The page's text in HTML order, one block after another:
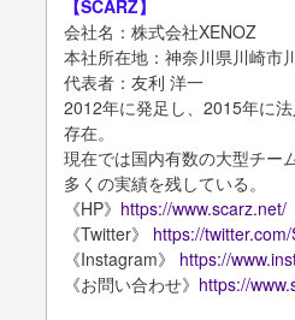
【SCARZ】
会社名：株式会社XENOZ
本社所在地：神奈川県川崎
代表者：友利 洋一
2012年に発足し、2015年に
存在。
現在では国内有数の大型チー
多くの実績を残している。
《HP》 https://www.scarz.net/
《Twitter》 https://
《Instagram》 https://
《お問い合わせ》 https://